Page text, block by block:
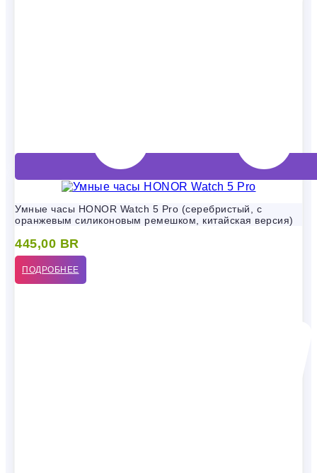
Умные часы HONOR Watch 5 Pro (серебристый, с
оранжевым силиконовым ремешком, китайская версия)
445,00 BR
ПОДРОБНЕЕ